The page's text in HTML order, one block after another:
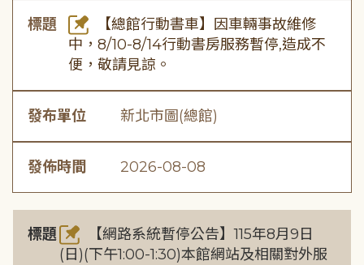
標題
【總館行動書車】因車輛事故維修
中，8/10-8/14行動書房服務暫停,造成不
便，敬請見諒。
發布單位 新北市圖(總館)
發佈時間 2026-08-08
標題
【網路系統暫停公告】115年8月9日
(日)(下午1:00-1:30)本館網站及相關對外服